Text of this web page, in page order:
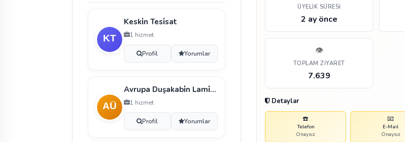
Keski̇n Tesi̇sat
1 hizmet
Profil Yorumlar
Avrupa Duşakabi̇n Lami̇ne Cam Ve Cam Ürünleri̇ Üreti̇m
1 hizmet
Profil Yorumlar
ÜYELIK SÜRESI
2 ay önce
👁️
TOPLAM ZIYARET
7.639
Detaylar
☎️
Telefon
Onaysız
📧
E-Mail
Onaysız